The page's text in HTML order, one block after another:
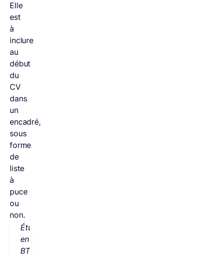
Elle
est
à
inclure
au
début
du
CV
dans
un
encadré,
sous
forme
de
liste
à
puce
ou
non.
Étudiante
en
BTS